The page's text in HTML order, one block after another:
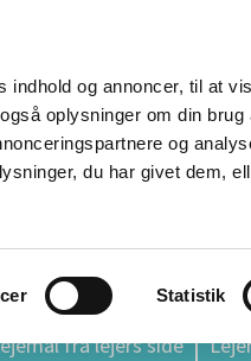
og annoncer, til at
oplysninger om din
og
du har givet dem,
Statistik
Problemer med
fra lejers side